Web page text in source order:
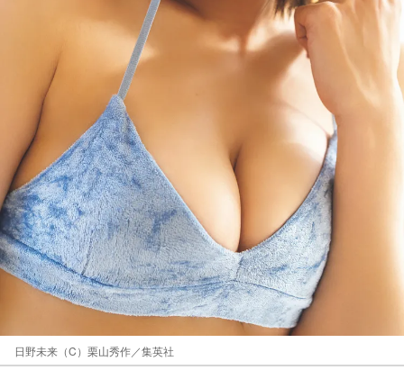
日野未来（C）栗山秀作／集英社